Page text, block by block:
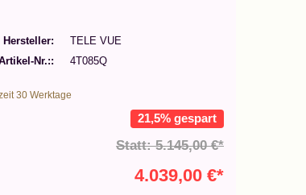
Hersteller
TELE VUE
Nr.:
4T085Q
30 Werktage
21,5% gespart
Statt: 5.145,00 €*
4.039,00 €*